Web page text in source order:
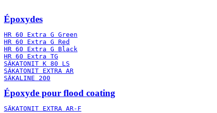
Époxydes
HR 60 Extra G Green
HR 60 Extra G Red
HR 60 Extra G Black
HR 60 Extra TG
SÄKATONIT K 80 LS
SÄKATONIT EXTRA AR
SÄKALINE 200
Époxyde pour flood coating
SÄKATONIT EXTRA AR-F